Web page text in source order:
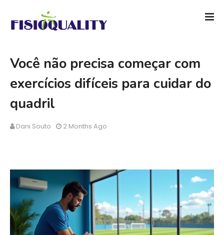
Você não precisa começar com
exercícios difíceis para cuidar do
quadril
Dani Souto 2 Months Ago